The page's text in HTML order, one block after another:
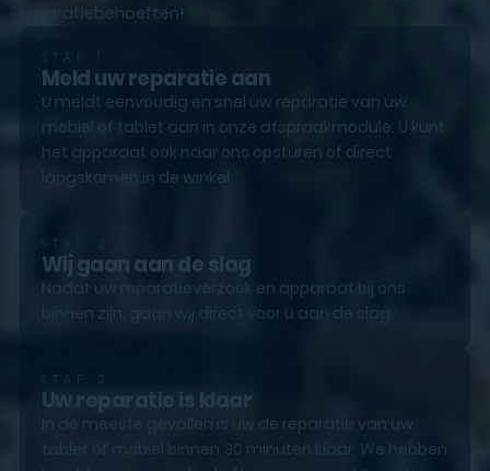
reparatiebehoeften!
STAP 1
Meld uw reparatie aan
U meldt eenvoudig en snel uw reparatie van uw
mobiel of tablet aan in onze afspraakmodule. U kunt
het apparaat ook naar ons opsturen of direct
langskomen in de winkel.
STAP 2
Wij gaan aan de slag
Nadat uw reparatieverzoek en apparaat bij ons
binnen zijn, gaan wij direct voor u aan de slag.
STAP 3
Uw reparatie is klaar
In de meeste gevallen is uw de reparatie van uw
tablet of mobiel binnen 30 minuten klaar. We hebben